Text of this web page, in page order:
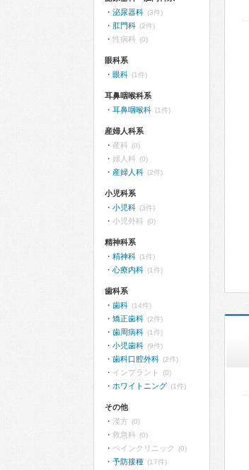
泌尿器科 (3件)
肛門科 (2件)
性病科 (0)
眼科系
眼科 (1件)
耳鼻咽喉科系
耳鼻咽喉科 (1件)
産婦人科系
産科 (0)
婦人科 (0)
産婦人科 (2件)
小児科系
小児科 (3件)
小児外科 (0)
精神科系
精神科 (1件)
心療内科 (1件)
歯科系
歯科 (14件)
矯正歯科 (2件)
歯周病科 (1件)
小児歯科 (9件)
歯科口腔外科 (2件)
インプラント (0)
ホワイトニング (1件)
その他
漢方 (0)
救急科 (0)
ペインクリニック (0)
予防接種 (17件)